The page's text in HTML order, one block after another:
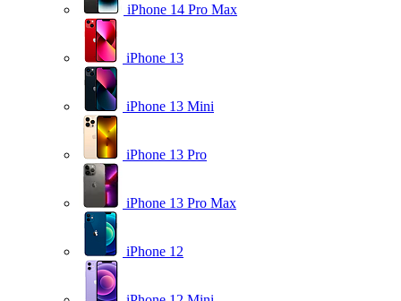
iPhone 14 Pro Max
iPhone 13
iPhone 13 Mini
iPhone 13 Pro
iPhone 13 Pro Max
iPhone 12